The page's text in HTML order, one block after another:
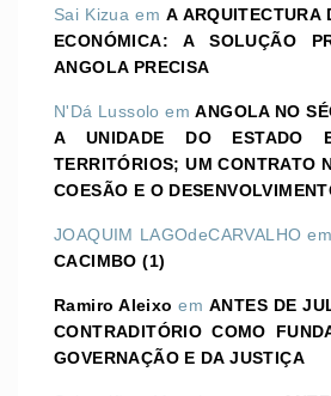
Sai Kizua emA ARQUITECTURA
ECONÓMICA: A SOLUÇÃO
ANGOLA PRECISA
N'Dá Lussolo emANGOLA NO
A UNIDADE DO
TERRITÓRIOS; UM CONTRATO
COESÃO E O
JOAQUIM LAGOdeCARVALHO em
CACIMBO (1)
Ramiro Aleixo emANTES DE
CONTRADITÓRIO COMO
GOVERNAÇÃO E DA JUSTIÇA